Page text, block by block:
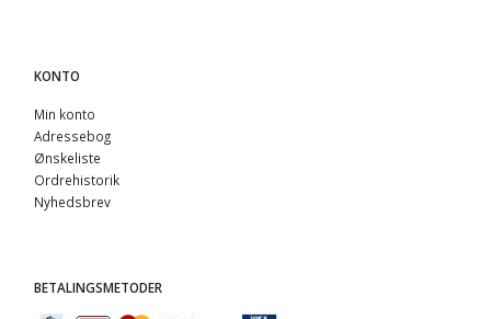
KONTO
Min konto
Adressebog
Ønskeliste
Ordrehistorik
Nyhedsbrev
BETALINGSMETODER